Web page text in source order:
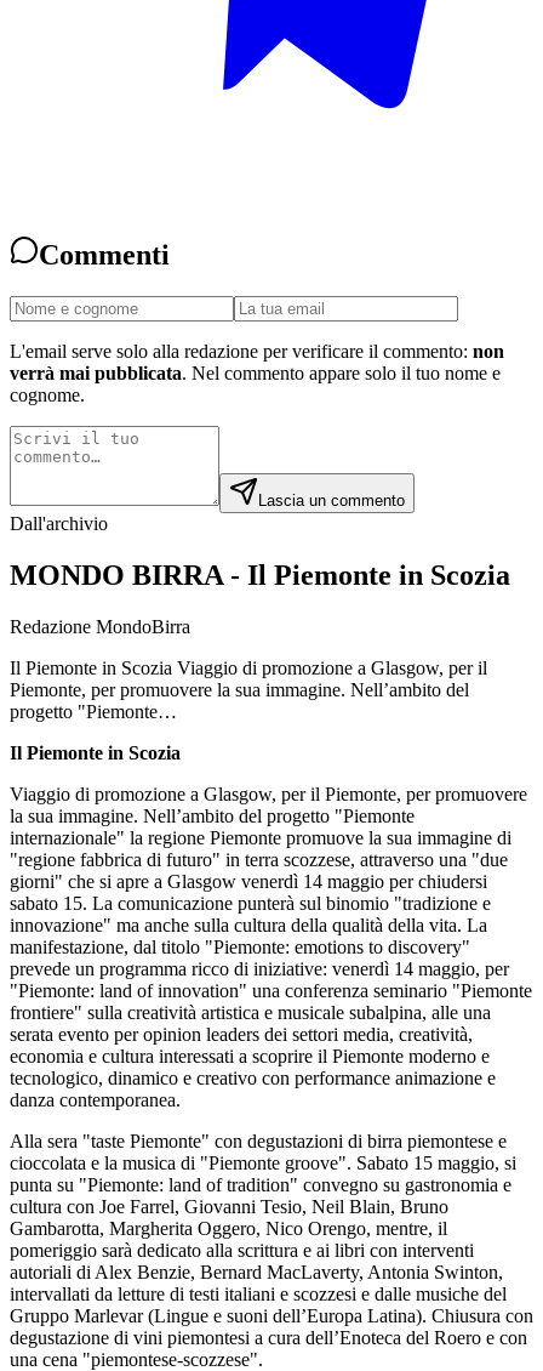
Commenti
L'email serve solo alla redazione per verificare il commento: non
verrà mai pubblicata. Nel commento appare solo il tuo nome e
cognome.
Lascia un commento
Dall'archivio
MONDO BIRRA - Il Piemonte in Scozia
Redazione MondoBirra
Il Piemonte in Scozia Viaggio di promozione a Glasgow, per il
Piemonte, per promuovere la sua immagine. Nell’ambito del
progetto "Piemonte…
Il Piemonte in Scozia
Viaggio di promozione a Glasgow, per il Piemonte, per promuovere
la sua immagine. Nell’ambito del progetto "Piemonte
internazionale" la regione Piemonte promuove la sua immagine di
"regione fabbrica di futuro" in terra scozzese, attraverso una "due
giorni" che si apre a Glasgow venerdì 14 maggio per chiudersi
sabato 15. La comunicazione punterà sul binomio "tradizione e
innovazione" ma anche sulla cultura della qualità della vita. La
manifestazione, dal titolo "Piemonte: emotions to discovery"
prevede un programma ricco di iniziative: venerdì 14 maggio, per
"Piemonte: land of innovation" una conferenza seminario "Piemonte
frontiere" sulla creatività artistica e musicale subalpina, alle una
serata evento per opinion leaders dei settori media, creatività,
economia e cultura interessati a scoprire il Piemonte moderno e
tecnologico, dinamico e creativo con performance animazione e
danza contemporanea.
Alla sera "taste Piemonte" con degustazioni di birra piemontese e
cioccolata e la musica di "Piemonte groove". Sabato 15 maggio, si
punta su "Piemonte: land of tradition" convegno su gastronomia e
cultura con Joe Farrel, Giovanni Tesio, Neil Blain, Bruno
Gambarotta, Margherita Oggero, Nico Orengo, mentre, il
pomeriggio sarà dedicato alla scrittura e ai libri con interventi
autoriali di Alex Benzie, Bernard MacLaverty, Antonia Swinton,
intervallati da letture di testi italiani e scozzesi e dalle musiche del
Gruppo Marlevar (Lingue e suoni dell’Europa Latina). Chiusura con
degustazione di vini piemontesi a cura dell’Enoteca del Roero e con
una cena "piemontese-scozzese".